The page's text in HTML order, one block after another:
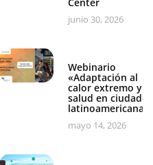
junio 30, 2026
Webinario
«Adaptación al
calor extremo y
salud en ciudades
mayo 14, 2026